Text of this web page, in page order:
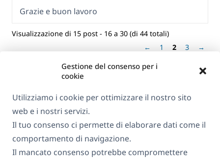
Gestione del consenso per i
cookie
Utilizziamo i cookie per ottimizzare il nostro sito
web e i nostri servizi.
Il tuo consenso ci permette di elaborare dati come il
comportamento di navigazione.
Il mancato consenso potrebbe compromettere
Grazie e buon lavoro
Visualizzazione di 15 post - 16 a 30 (di 44 totali)
←
1 2 3 →
Informazioni su WPML